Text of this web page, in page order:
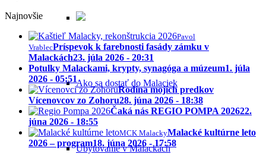
Ako sa dostať do Malaciek
Ubytovanie v Malackách
Najnovšie
Pavol
VrablecPríspevok k farebnosti fasády zámku v
Malackách23. júla 2026 - 20:31
Potulky Malackami, krypty, synagóga a múzeum1. júla
2026 - 05:51
Rodina mojich predkov
Vícenovcov zo Zohoru28. júna 2026 - 18:38
Čaká nás REGIO POMPA 202622.
júna 2026 - 18:55
MCK MalackyMalacké kultúrne leto
2026 – program18. júna 2026 - 17:58